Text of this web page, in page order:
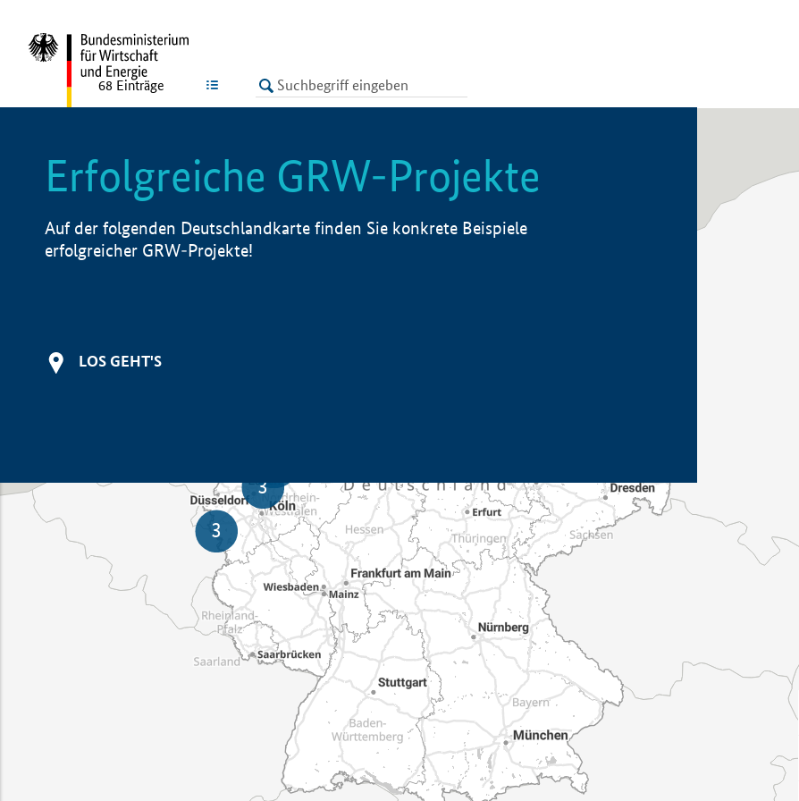
LISTE
68 Einträge
Erfolgreiche GRW-Projekte
Auf der folgenden Deutschlandkarte finden Sie konkrete Beispiele
erfolgreicher GRW-Projekte!
LOS GEHT'S